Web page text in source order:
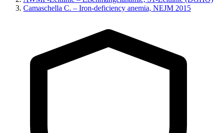
Camaschella C. – Iron-deficiency anemia, NEJM 2015